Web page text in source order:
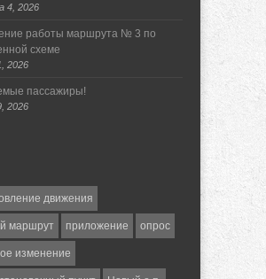
4, 2026
работы маршрута № 3 по
схеме
2026
пассажиры!
2026
движения
маршрут приложение опрос
изменение